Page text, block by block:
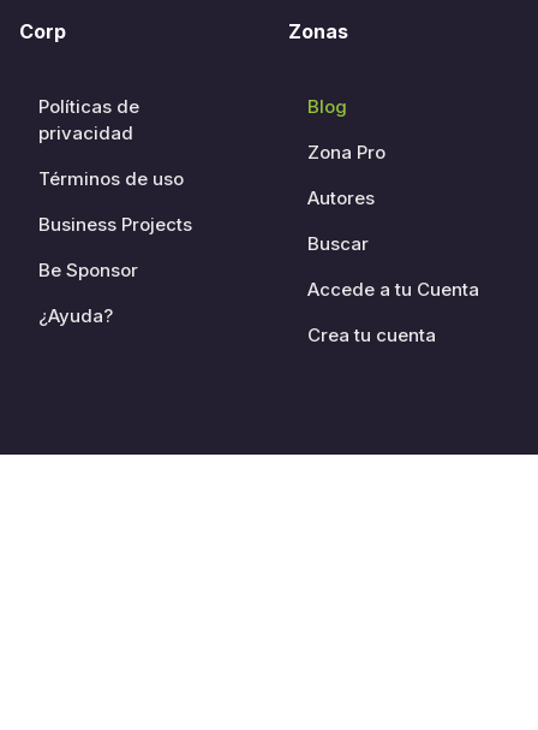
Corp
Políticas de
privacidad
Términos de uso
Business Projects
Be Sponsor
¿Ayuda?
Zonas
Blog
Zona Pro
Autores
Buscar
Accede a tu Cuenta
Crea tu cuenta